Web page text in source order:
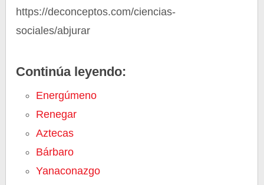
https://deconceptos.com/ciencias-
sociales/abjurar
Continúa leyendo:
Energúmeno
Renegar
Aztecas
Bárbaro
Yanaconazgo